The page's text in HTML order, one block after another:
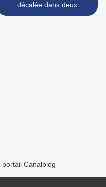
décalée dans deux
départements français —
portail Canalblog